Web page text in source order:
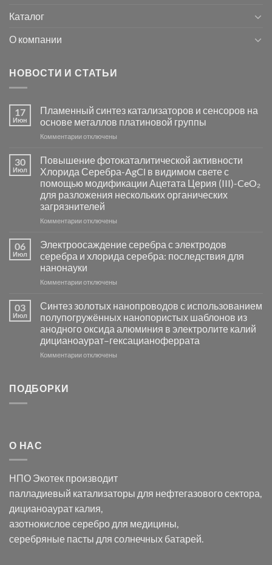
Каталог
О компании
НОВОСТИ И СТАТЬИ
17
Июн
Пламенный синтез катализаторов и сенсоров на
основе металлов платиновой группы
Комментариик
Пламенный
синтез
катализаторов
и
сенсоров
на
основе
группы
отключены
30
Июл
Повышение фотокаталитической активности
Хлорида Серебра-AgCl в видимом свете с
помощью модификации Ацетата Церия (III)-CeO₂
для разложения нескольких органических
загрязнителей
Комментариик
фотокаталитической
активности
Хлорида
Серебра-
в
видимом
свете
с
помощью
модификации
отключены
06
Июл
Электроосаждение серебра с электродов
серебра и хлорида серебра: последствия для
нанонауки
Комментариик
серебра
с
электродов
серебра
и
отключены
03
Июл
Синтез золотых нанопроводов с использованием
полупогружённых нанопористых шаблонов из
анодного оксида алюминия в электролите калий
дицианоаурат–гексацианоферрата
Комментариик
оксида
в
электролите
калий
дицианоаурат–
гексацианоферрата
отключены
ПОДБОРКИ
О НАС
НПО Экотек производит
палладиевый катализаторы для нефтегазового сектора,
дицианоаурат калия,
азотнокислое серебро для медицины,
серебряные пасты для солнечных батарей.